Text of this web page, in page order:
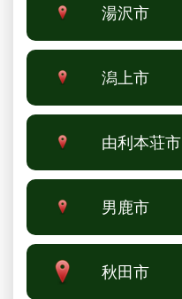
湯沢市
潟上市
由利本荘市
男鹿市
秋田市